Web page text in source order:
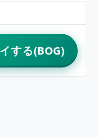
する(BOG)